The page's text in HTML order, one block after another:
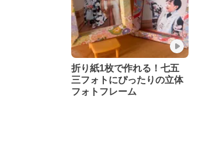
折り紙1枚で作れる！七五
三フォトにぴったりの立体
フォトフレーム